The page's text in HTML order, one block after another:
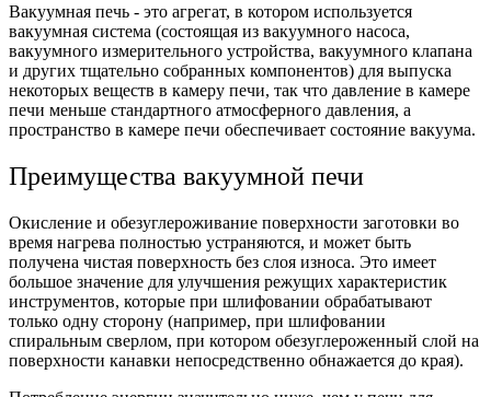
Вакуумная печь - это агрегат, в котором используется
вакуумная система (состоящая из вакуумного насоса,
вакуумного измерительного устройства, вакуумного клапана
и других тщательно собранных компонентов) для выпуска
некоторых веществ в камеру печи, так что давление в камере
печи меньше стандартного атмосферного давления, а
пространство в камере печи обеспечивает состояние вакуума.
Преимущества вакуумной печи
Окисление и обезуглероживание поверхности заготовки во
время нагрева полностью устраняются, и может быть
получена чистая поверхность без слоя износа. Это имеет
большое значение для улучшения режущих характеристик
инструментов, которые при шлифовании обрабатывают
только одну сторону (например, при шлифовании
спиральным сверлом, при котором обезуглероженный слой на
поверхности канавки непосредственно обнажается до края).